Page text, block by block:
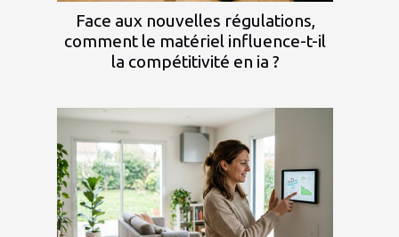
Face aux nouvelles régulations,
comment le matériel influence-t-il
la compétitivité en ia ?